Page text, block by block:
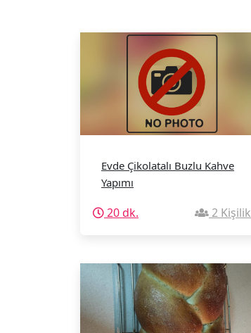
Evde Çikolatalı Buzlu Kahve
Yapımı
20 dk. 2 Kişilik